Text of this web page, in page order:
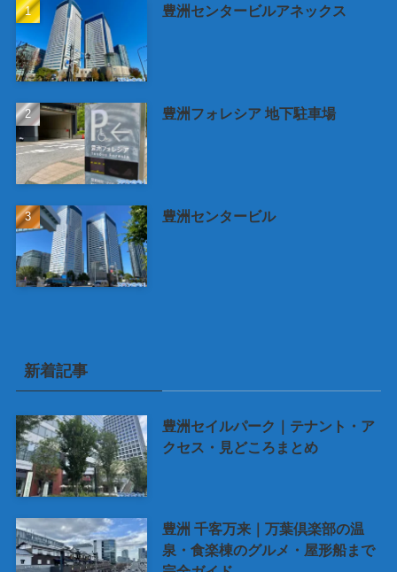
豊洲センタービルアネックス
豊洲フォレシア 地下駐車場
豊洲センタービル
新着記事
豊洲セイルパーク｜テナント・ア
クセス・見どころまとめ
豊洲 千客万来｜万葉倶楽部の温
泉・食楽棟のグルメ・屋形船まで